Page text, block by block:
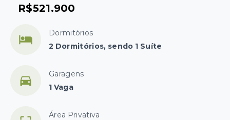
R$521.900
Dormitórios
2 Dormitórios, sendo 1 Suíte
Garagens
1 Vaga
Área Privativa